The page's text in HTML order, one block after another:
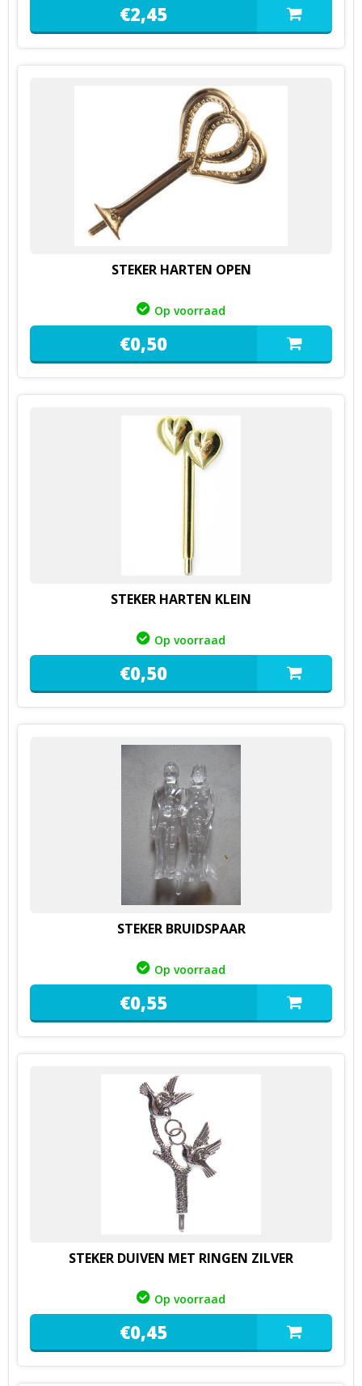
€2,45
STEKER HARTEN OPEN
Op voorraad
€0,50
STEKER HARTEN KLEIN
Op voorraad
€0,50
STEKER BRUIDSPAAR
Op voorraad
€0,55
STEKER DUIVEN MET RINGEN ZILVER
Op voorraad
€0,45